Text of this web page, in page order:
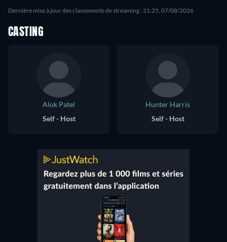
Dernière mise à jour des classements de streaming : 21:25, 07/08/2026
CASTING
Alok Patel
Self - Host
Hunter Harris
Self - Host